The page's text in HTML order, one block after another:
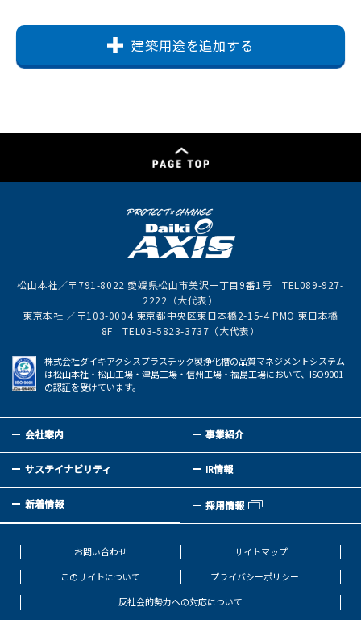
建築用途を追加する
松山本社／〒791-8022 愛媛県松山市美沢一丁目9番1号 TEL089-927-
2222（大代表）
東京本社 ／〒103-0004 東京都中央区東日本橋2-15-4 PMO 東日本橋
8F TEL03-5823-3737（大代表）
株式会社ダイキアクシスプラスチック製浄化槽の品質マネジメントシステム
は松山本社・松山工場・津島工場・信州工場・福島工場において、ISO9001
の認証を受けています。
会社案内 事業紹介
サステイナビリティ IR情報
新着情報 採用情報
お問い合わせ サイトマップ
このサイトについて プライバシーポリシー
反社会的勢力への対応について